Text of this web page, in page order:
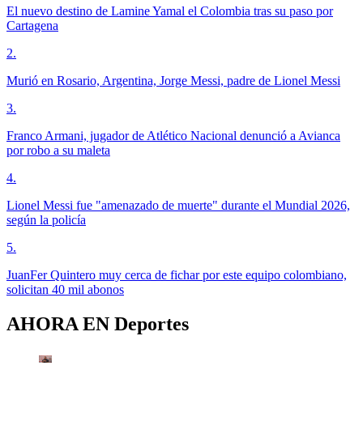
El nuevo destino de Lamine Yamal el Colombia tras su paso por
Cartagena
2.
Murió en Rosario, Argentina, Jorge Messi, padre de Lionel Messi
3.
Franco Armani, jugador de Atlético Nacional denunció a Avianca
por robo a su maleta
4.
Lionel Messi fue "amenazado de muerte" durante el Mundial 2026,
según la policía
5.
JuanFer Quintero muy cerca de fichar por este equipo colombiano,
solicitan 40 mil abonos
AHORA EN Deportes